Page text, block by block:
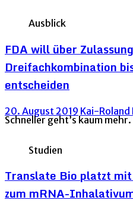
Ausblick
FDA will über
Dreifachkombination
entscheiden
20. August 2019 Kai-Roland
Schneller geht’s kaum mehr.
Studien
Translate Bio platzt
zum mRNA-